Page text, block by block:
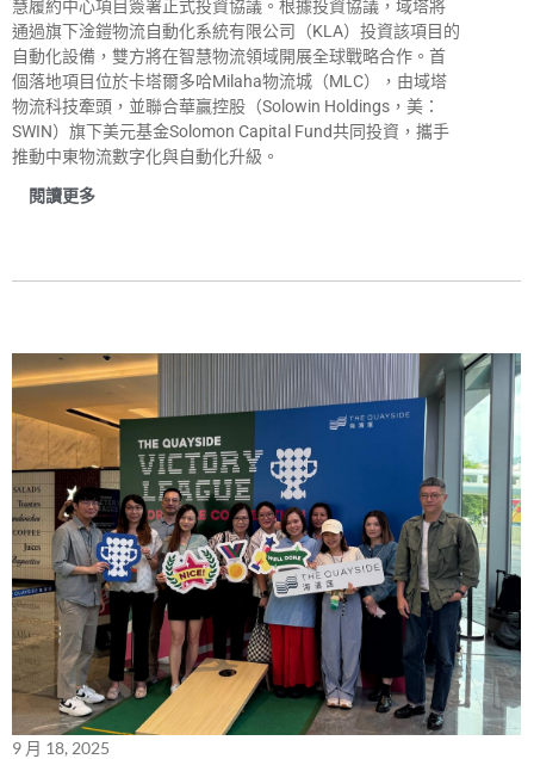
慧履約中心項目簽署正式投資協議。根據投資協議，域塔將
通過旗下淦鎧物流自動化系統有限公司（KLA）投資該項目的
自動化設備，雙方將在智慧物流領域開展全球戰略合作。首
個落地項目位於卡塔爾多哈Milaha物流城（MLC），由域塔
物流科技牽頭，並聯合華贏控股（Solowin Holdings，美：
SWIN）旗下美元基金Solomon Capital Fund共同投資，攜手
推動中東物流數字化與自動化升級。
閱讀更多
9 月 18, 2025